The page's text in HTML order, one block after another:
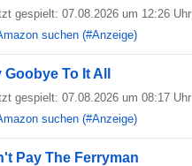
gespielt: 07.08.2026 um 12:26 Uhr
suchen (#Anzeige)
Goobye To It All
gespielt: 07.08.2026 um 08:17 Uhr
suchen (#Anzeige)
Pay The Ferryman